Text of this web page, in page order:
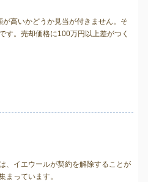
高いかどうか見当が付きません。そ
す。売却価格に100万円以上差がつく
、イエウールが契約を解除することが
まっています。